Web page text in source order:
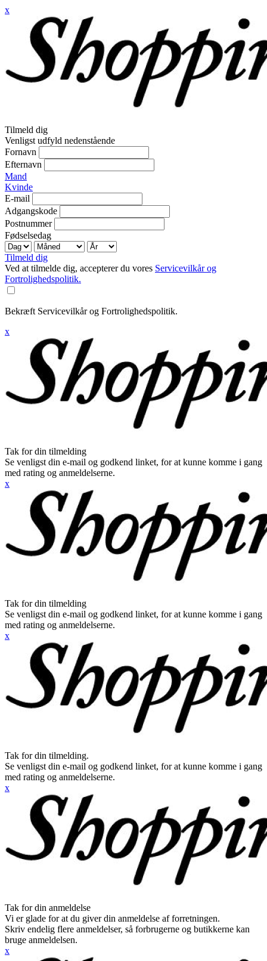
x
Tilmeld dig
Venligst udfyld nedenstående
Fornavn
Efternavn
Mand
Kvinde
E-mail
Adgangskode
Postnummer
Fødselsedag
Tilmeld dig
Ved at tilmelde dig, accepterer du vores Servicevilkår og
Fortrolighedspolitik.
Bekræft Servicevilkår og Fortrolighedspolitik.
x
Tak for din tilmelding
Se venligst din e-mail og godkend linket, for at kunne komme i gang
med rating og anmeldelserne.
x
Tak for din tilmelding
Se venligst din e-mail og godkend linket, for at kunne komme i gang
med rating og anmeldelserne.
x
Tak for din tilmelding.
Se venligst din e-mail og godkend linket, for at kunne komme i gang
med rating og anmeldelserne.
x
Tak for din anmeldelse
Vi er glade for at du giver din anmeldelse af forretningen.
Skriv endelig flere anmeldelser, så forbrugerne og butikkerne kan
bruge anmeldelsen.
x